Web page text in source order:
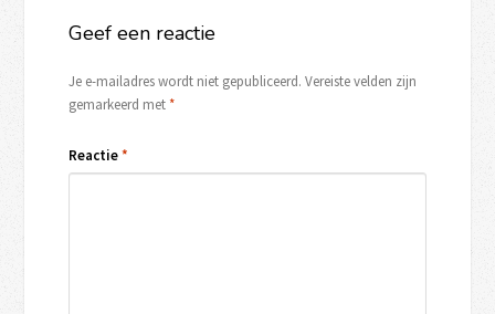
Geef een reactie
Je e-mailadres wordt niet gepubliceerd. Vereiste velden zijn
gemarkeerd met*
Reactie*